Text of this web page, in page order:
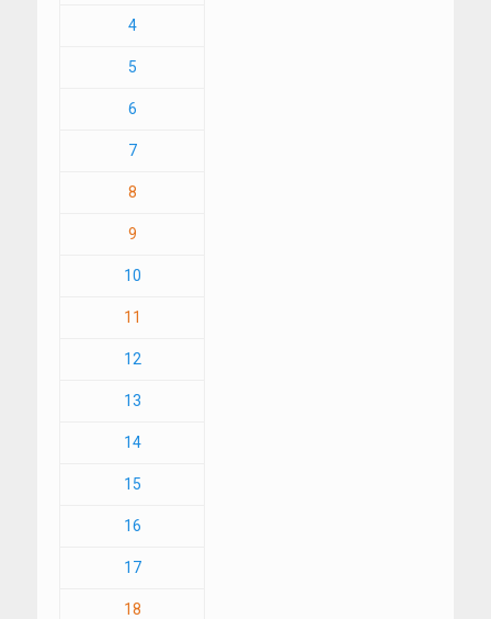
4
5
6
7
8
9
10
11
12
13
14
15
16
17
18